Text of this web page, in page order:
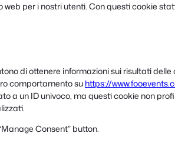
per i nostri utenti. Con questi cookie
di ottenere informazioni sui risultati delle
comportamento su https://
a un ID univoco, ma questi cookie non
Consent” button.